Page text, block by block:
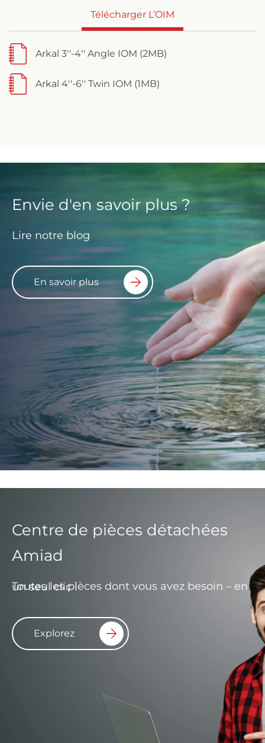
Télécharger L’OIM
Arkal 3''-4'' Angle IOM (2MB)
Arkal 4''-6'' Twin IOM (1MB)
Envie d'en savoir plus ?
Lire notre blog
En savoir plus
Centre de pièces détachées
Amiad
Toutes les pièces dont vous avez besoin – en un seul clic !
Explorez